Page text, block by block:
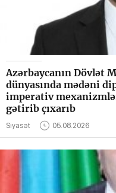
Azərbaycanın Dövlət
dünyasında mədəni
imperativ
gətirib çıxarıb
Siyasət 05.08.2026